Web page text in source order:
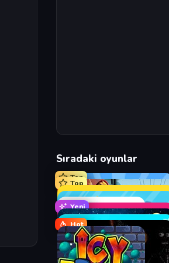
Sıradaki oyunlar
Top
Top
Yeni
Hot